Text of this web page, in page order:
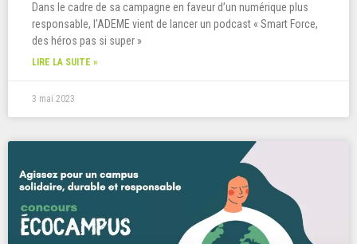
Dans le cadre de sa campagne en faveur d’un numérique plus
responsable, l’ADEME vient de lancer un podcast « Smart Force,
des héros pas si super »
LIRE LA SUITE »
3 mai 2023